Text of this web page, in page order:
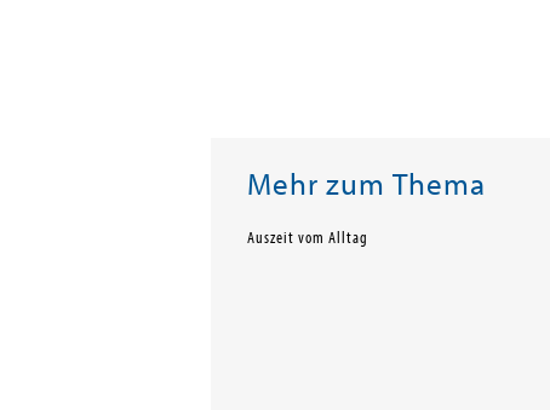
Mehr zum Thema
Auszeit vom Alltag